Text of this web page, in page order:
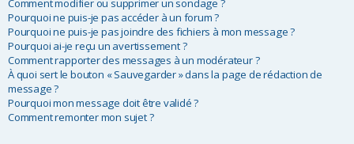
Comment modifier ou supprimer un sondage ?
Pourquoi ne puis-je pas accéder à un forum ?
Pourquoi ne puis-je pas joindre des fichiers à mon message ?
Pourquoi ai-je reçu un avertissement ?
Comment rapporter des messages à un modérateur ?
À quoi sert le bouton « Sauvegarder » dans la page de rédaction de
message ?
Pourquoi mon message doit être validé ?
Comment remonter mon sujet ?